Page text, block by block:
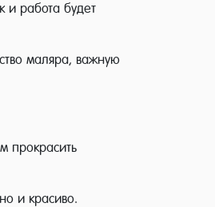
и работа будет
маляра, важную
прокрасить
и красиво.